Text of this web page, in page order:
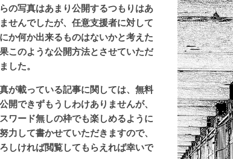
の写真はあまり公開するつもりはあ
せんでしたが、任意支援者に対して
か何か出来るものはないかと考えた
このような公開方法とさせていただ
した。
が載っている記事に関しては、無料
開できずもうしわけありませんが、
ワード無しの枠でも楽しめるように
力して書かせていただきますので、
しければ閲覧してもらえれば幸いで